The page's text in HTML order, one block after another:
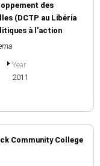
des
(DCTP au Libéria
à l'action
Year
2011
Community College